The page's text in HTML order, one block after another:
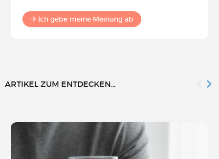
Ich gebe meine Meinung ab
ARTIKEL ZUM ENTDECKEN...